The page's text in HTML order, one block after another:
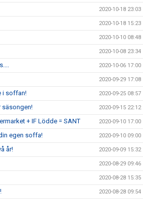
2020-10-18 23:03
2020-10-18 15:23
2020-10-10 08:48
2020-10-08 23:34
2020-10-06 17:00
2020-09-29 17:08
i soffan! 2020-09-25 08:57
säsongen! 2020-09-15 22:12
+ IF Lödde = SANT 2020-09-10 17:00
egen soffa! 2020-09-10 09:00
år! 2020-09-09 15:32
2020-08-29 09:46
2020-08-28 15:35
2020-08-28 09:54